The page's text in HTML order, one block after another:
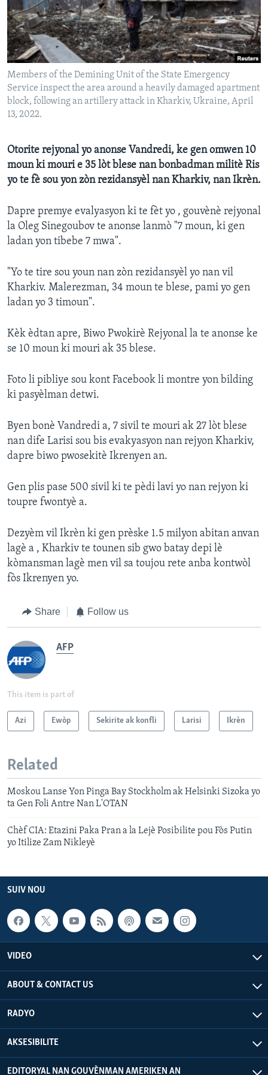
Languages
Members of the Demining Unit of the State Emergency
Service inspect the area around a heavily damaged apartment
block, following an artillery attack in Kharkiv, Ukraine, April
13, 2022.
Otorite rejyonal yo anonse Vandredi, ke gen omwen 10
moun ki mouri e 35 lòt blese nan bonbadman militè Ris
yo te fè sou yon zòn rezidansyèl nan Kharkiv, nan Ikrèn.
Dapre premye evalyasyon ki te fèt yo , gouvènè rejyonal
la Oleg Sinegoubov te anonse lanmò "7 moun, ki gen
ladan yon tibebe 7 mwa".
"Yo te tire sou youn nan zòn rezidansyèl yo nan vil
Kharkiv. Malerezman, 34 moun te blese, pami yo gen
ladan yo 3 timoun".
Kèk èdtan apre, Biwo Pwokirè Rejyonal la te anonse ke
se 10 moun ki mouri ak 35 blese.
Foto li pibliye sou kont Facebook li montre yon bilding
ki pasyèlman detwi.
Byen bonè Vandredi a, 7 sivil te mouri ak 27 lòt blese
nan dife Larisi sou bis evakyasyon nan rejyon Kharkiv,
dapre biwo pwosekitè Ikrenyen an.
Gen plis pase 500 sivil ki te pèdi lavi yo nan rejyon ki
toupre fwontyè a.
Dezyèm vil Ikrèn ki gen prèske 1.5 milyon abitan anvan
lagè a , Kharkiv te tounen sib gwo batay depi lè
kòmansman lagè men vil sa toujou rete anba kontwòl
fòs Ikrenyen yo.
Share Follow us
AFP
This item is part of
Azi Ewòp Sekirite ak konfli Larisi Ikrèn
Related
Moskou Lanse Yon Pinga Bay Stockholm ak Helsinki Sizoka yo
ta Gen Foli Antre Nan L'OTAN
Chèf CIA: Etazini Paka Pran a la Lejè Posibilite pou Fòs Putin
yo Itilize Zam Nikleyè
SUIV NOU
VIDEO
ABOUT & CONTACT US
RADYO
AKSESIBILITE
EDITORYAL NAN GOUVÈNMAN AMERIKEN AN